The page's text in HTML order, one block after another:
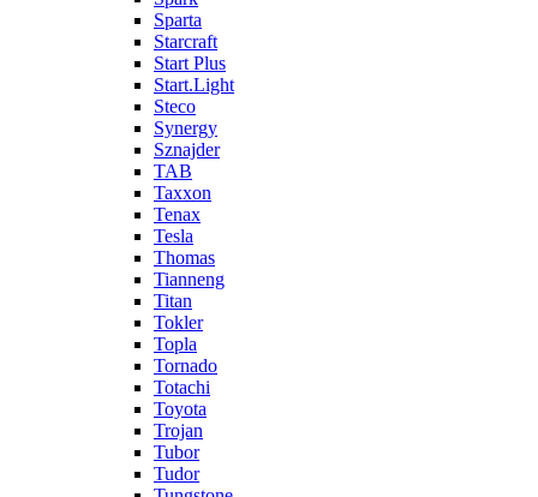
Sparta
Starcraft
Start Plus
Start.Light
Steco
Synergy
Sznajder
TAB
Taxxon
Tenax
Tesla
Thomas
Tianneng
Titan
Tokler
Topla
Tornado
Totachi
Toyota
Trojan
Tubor
Tudor